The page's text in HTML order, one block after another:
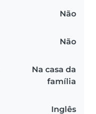
Não
Não
Na casa da
família
Inglês